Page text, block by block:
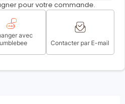
pour votre commande.
avec
Contacter par E-mail